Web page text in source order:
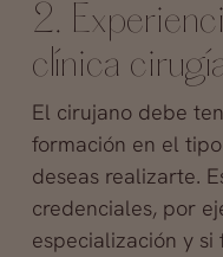
2.
clínica
El cirujano debe
formación en el
deseas realizarte.
credenciales, por
especialización y